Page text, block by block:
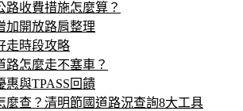
加開放路肩整理
走時段攻略
怎麼走不塞車？
惠與TPASS回饋
麼查？清明節國道路況查詢8大工具
乘載常見問題FAQ